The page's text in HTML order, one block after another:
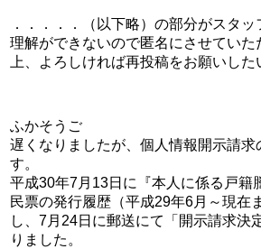
．．．．．（以下略）の部分がスタ
理解ができないので匿名にさせていた
上、よろしければ再投稿をお願いした
ふかそうご
遅くなりましたが、個人情報開示請求
す。
平成30年7月13日に『本人に係る戸籍
民票の発行履歴（平成29年6月～現在
し、7月24日に郵送にて「開示請求決
りました。